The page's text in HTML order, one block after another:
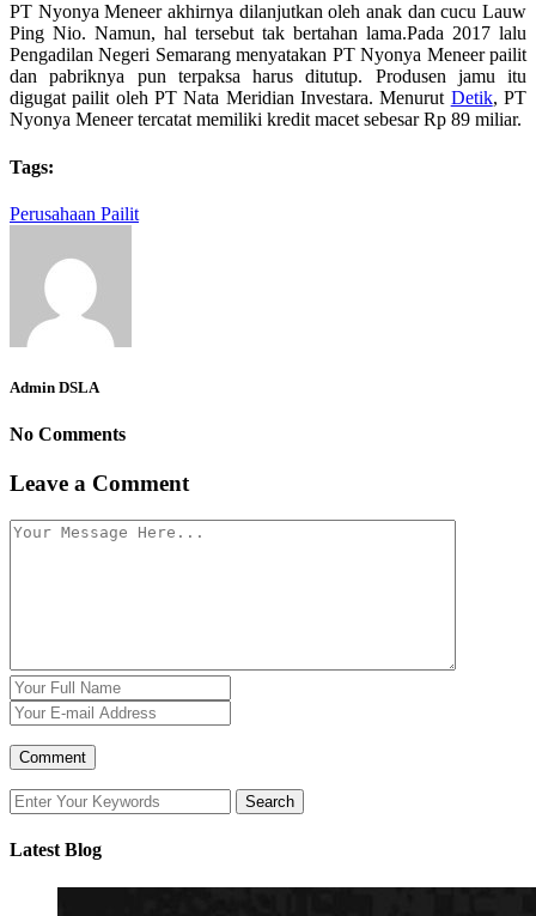
PT Nyonya Meneer akhirnya dilanjutkan oleh anak dan cucu Lauw
Ping Nio. Namun, hal tersebut tak bertahan lama.Pada 2017 lalu
Pengadilan Negeri Semarang menyatakan PT Nyonya Meneer pailit
dan pabriknya pun terpaksa harus ditutup. Produsen jamu itu
digugat pailit oleh PT Nata Meridian Investara. Menurut Detik, PT
Nyonya Meneer tercatat memiliki kredit macet sebesar Rp 89 miliar.
Tags:
Perusahaan Pailit
Admin DSLA
No Comments
Leave a Comment
Latest Blog